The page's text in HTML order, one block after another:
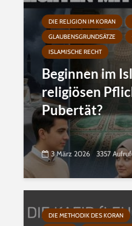
DIE RELIGION IM KORAN
GLAUBENSGRUNDSÄTZE
ISLAMISCHE RECHT
Beginnen im
religiösen
Pubertät?
3 März 2026 3357
DIE METHODIK DES KORAN